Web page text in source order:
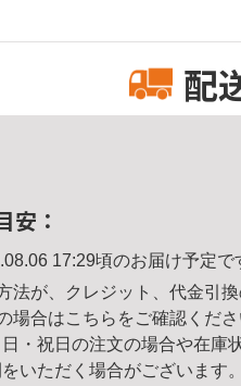
配
安：
17:29頃のお届け予定で
法が、クレジット、代金引
場合はこちら をご確認くださ
・祝日の注文の場合や在庫
いただく場合がございます。